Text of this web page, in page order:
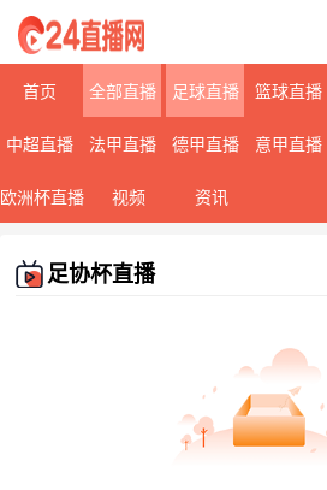
首页 全部直播 足球直播 篮球直播
中超直播 法甲直播 德甲直播 意甲直播
欧洲杯直播 视频 资讯
足协杯直播